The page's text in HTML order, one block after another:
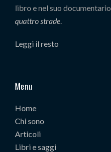
libro e nel suo documentario
quattro strade
Leggi il resto
Menu
Home
Chi sono
Articoli
Libri e saggi